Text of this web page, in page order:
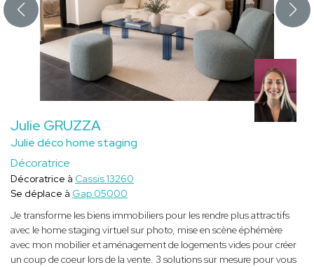
Julie GRUZZA
Julie déco home staging
Décoratrice
Décoratrice à Cassis 13260
Se déplace à Gap 05000
Je transforme les biens immobiliers pour les rendre plus attractifs
avec le home staging virtuel sur photo, mise en scène éphémère
avec mon mobilier et aménagement de logements vides pour créer
un coup de coeur lors de la vente. 3 solutions sur mesure pour vous